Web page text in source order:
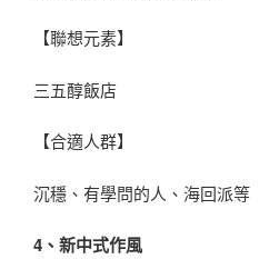
【聯想元素】
三五醇飯店
【合適人群】
沉穩、有學問的人、海回派等
4、新中式作風